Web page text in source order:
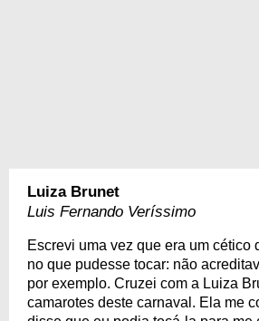
Luiza Brunet
Luis Fernando Veríssimo
Escrevi uma vez que era um cético
no que pudesse tocar: não
por exemplo. Cruzei com a Luiza
camarotes deste carnaval. Ela me